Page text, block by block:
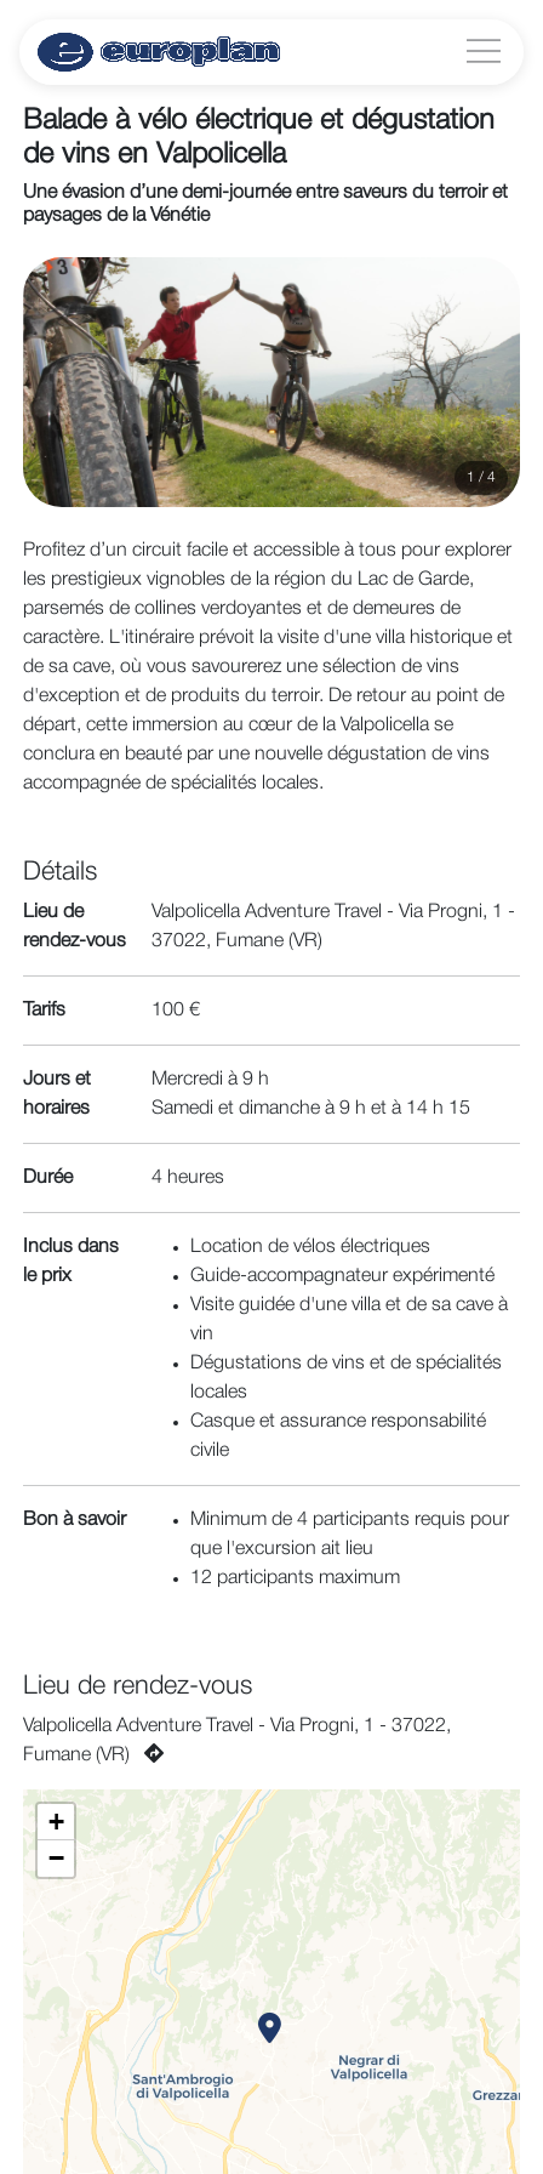
Balade à vélo électrique et dégustation
de vins en Valpolicella
Une évasion d’une demi-journée entre saveurs du terroir et
paysages de la Vénétie
1 / 4
Profitez d’un circuit facile et accessible à tous pour explorer
les prestigieux vignobles de la région du Lac de Garde,
parsemés de collines verdoyantes et de demeures de
caractère. L'itinéraire prévoit la visite d'une villa historique et
de sa cave, où vous savourerez une sélection de vins
d'exception et de produits du terroir. De retour au point de
départ, cette immersion au cœur de la Valpolicella se
conclura en beauté par une nouvelle dégustation de vins
accompagnée de spécialités locales.
Détails
Lieu de
rendez-vous
Valpolicella Adventure Travel - Via Progni, 1 -
37022, Fumane (VR)
Tarifs 100 €
Jours et
horaires
Mercredi à 9 h
Samedi et dimanche à 9 h et à 14 h 15
Durée 4 heures
Inclus dans
le prix
Location de vélos électriques
Guide-accompagnateur expérimenté
Visite guidée d'une villa et de sa cave à
vin
Dégustations de vins et de spécialités
locales
Casque et assurance responsabilité
civile
Bon à savoir
Minimum de 4 participants requis pour
que l'excursion ait lieu
12 participants maximum
Lieu de rendez-vous
Valpolicella Adventure Travel - Via Progni, 1 - 37022,
Fumane (VR)
+
−